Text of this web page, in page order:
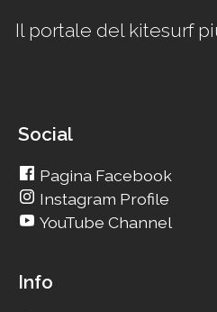
Il portale del kitesurf
Social
Pagina Facebook
Instagram Profile
YouTube Channel
Info